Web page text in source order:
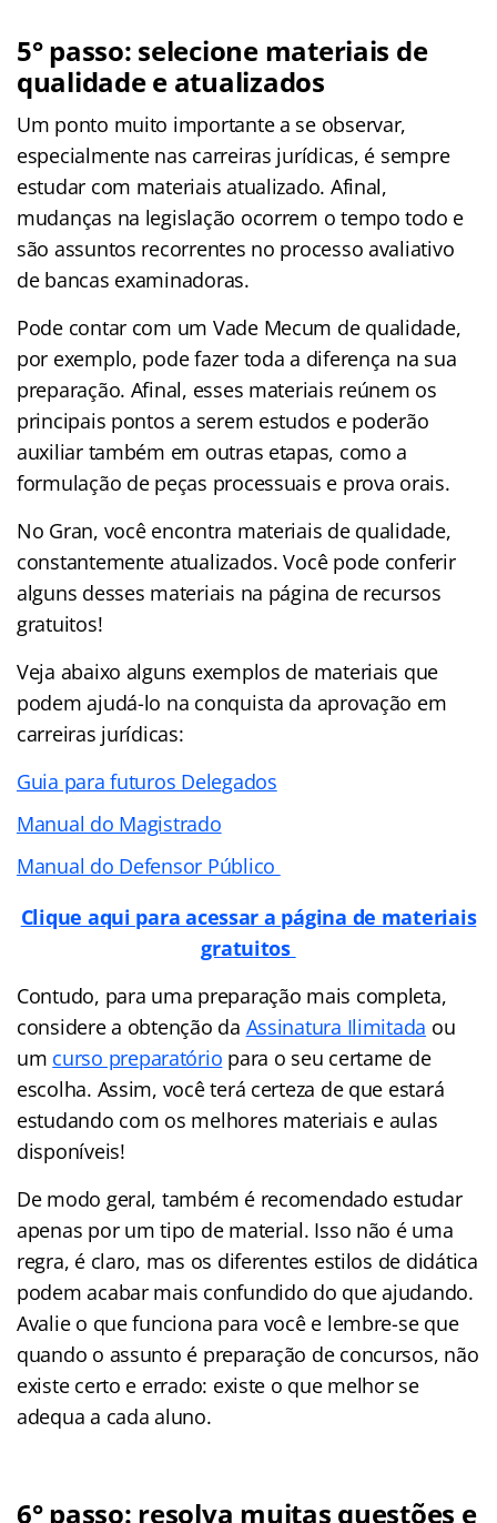
5° passo: selecione materiais de
qualidade e atualizados
Um ponto muito importante a se observar,
especialmente nas carreiras jurídicas, é sempre
estudar com materiais atualizado. Afinal,
mudanças na legislação ocorrem o tempo todo e
são assuntos recorrentes no processo avaliativo
de bancas examinadoras.
Pode contar com um Vade Mecum de qualidade,
por exemplo, pode fazer toda a diferença na sua
preparação. Afinal, esses materiais reúnem os
principais pontos a serem estudos e poderão
auxiliar também em outras etapas, como a
formulação de peças processuais e prova orais.
No Gran, você encontra materiais de qualidade,
constantemente atualizados. Você pode conferir
alguns desses materiais na página de recursos
gratuitos!
Veja abaixo alguns exemplos de materiais que
podem ajudá-lo na conquista da aprovação em
carreiras jurídicas:
Guia para futuros Delegados
Manual do Magistrado
Manual do Defensor Público
Clique aqui para acessar a página de materiais
gratuitos
Contudo, para uma preparação mais completa,
considere a obtenção da Assinatura Ilimitada ou
um curso preparatório para o seu certame de
escolha. Assim, você terá certeza de que estará
estudando com os melhores materiais e aulas
disponíveis!
De modo geral, também é recomendado estudar
apenas por um tipo de material. Isso não é uma
regra, é claro, mas os diferentes estilos de didática
podem acabar mais confundido do que ajudando.
Avalie o que funciona para você e lembre-se que
quando o assunto é preparação de concursos, não
existe certo e errado: existe o que melhor se
adequa a cada aluno.
6° passo: resolva muitas questões e